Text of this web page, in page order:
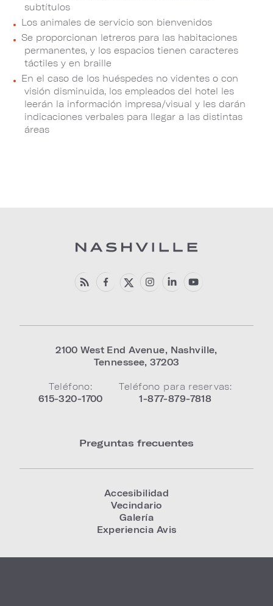
subtítulos
Los animales de servicio son bienvenidos
Se proporcionan letreros para las habitaciones
permanentes, y los espacios tienen caracteres
táctiles y en braille
En el caso de los huéspedes no videntes o con
visión disminuida, los empleados del hotel les
leerán la información impresa/visual y les darán
indicaciones verbales para llegar a las distintas
áreas
2100 West End Avenue, Nashville,
Tennessee,37203
Teléfono:
615-320-1700
Teléfono para reservas:
1-877-879-7818
Preguntas frecuentes
Accesibilidad
Vecindario
Galería
Experiencia Avis